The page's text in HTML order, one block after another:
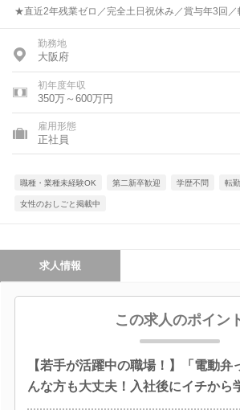
★直近2年残業ゼロ／完全土日祝休み／賞与年3回／
勤務地
大阪府
初年度年収
350万～600万円
雇用形態
正社員
職種・業種未経験OK 第二新卒歓迎 学歴不問 転勤
女性のおしごと掲載中
求人情報
この求人のポイン
【若手が活躍中の職場！】「電動
んな方も大丈夫！入社後にイチから